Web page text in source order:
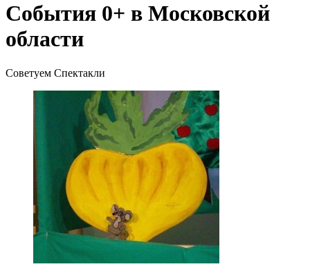
События 0+ в Московской
области
Советуем Спектакли